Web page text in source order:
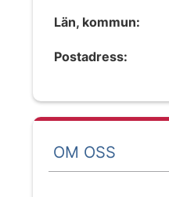
Län, kommun:
Postadress:
OM OSS